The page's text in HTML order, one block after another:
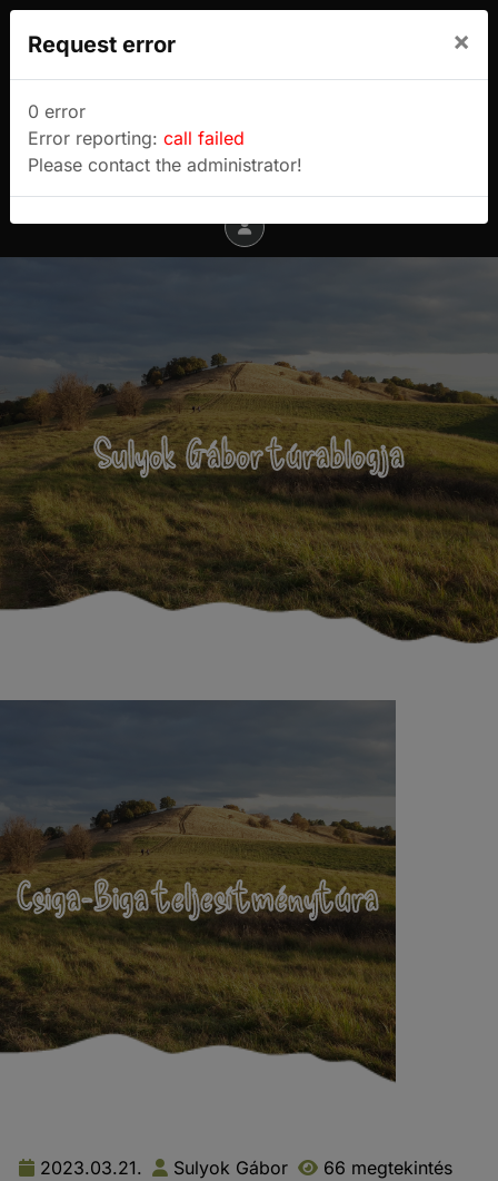
Sulyok Gábor túrablogja
Menu
Sulyok Gábor túrablogja
Csiga-Biga teljesítménytúra
2023.03.21. Sulyok Gábor
66 megtekintés
Request error ×
0 error
Error reporting: call failed
Please contact the administrator!